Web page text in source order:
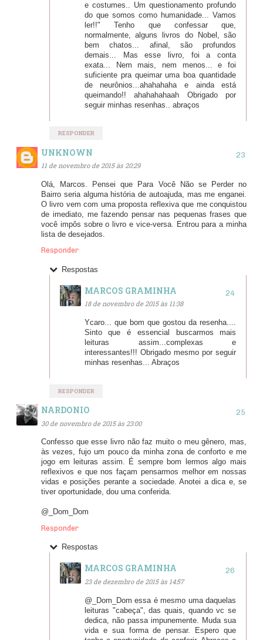
e costumes.. Um questionamento profundo
do que somos como humanidade... Vamos
ler!!" Tenho que confessar que,
normalmente, alguns livros do Nobel, são
bem chatos... afinal, são profundos
demais... Mas esse livro, foi a conta
exata... Nem mais, nem menos... e foi
suficiente pra queimar uma boa quantidade
de neurônios...ahahahaha e ainda está
queimando!! ahahahahaah Obrigado por
seguir minhas resenhas.. abraços
RESPONDER
UNKNOWN
11 de novembro de 2015 às 20:29
Olá, Marcos. Pensei que Para Você Não se Perder no
Bairro seria alguma história de autoajuda, mas me enganei.
O livro vem com uma proposta reflexiva que me conquistou
de imediato, me fazendo pensar nas pequenas frases que
você impôs sobre o livro e vice-versa. Entrou para a minha
lista de desejados.
Responder
Respostas
MARCOS GRAMINHA
18 de novembro de 2015 às 11:38
Ycaro... que bom que gostou da resenha....
Sinto que é essencial buscarmos mais
leituras assim...complexas e
interessantes!!! Obrigado mesmo por seguir
minhas resenhas... Abraços
RESPONDER
NARDONIO
30 de novembro de 2015 às 23:00
Confesso que esse livro não faz muito o meu gênero, mas,
às vezes, fujo um pouco da minha zona de conforto e me
jogo em leituras assim. É sempre bom lermos algo mais
reflexivos e que nos façam pensarmos melhor em nossas
vidas e posições perante a sociedade. Anotei a dica e, se
tiver oportunidade, dou uma conferida.
@_Dom_Dom
Responder
Respostas
MARCOS GRAMINHA
23 de dezembro de 2015 às 14:57
@_Dom_Dom essa é mesmo uma daquelas
leituras "cabeça", das quais, quando vc se
dedica, não passa impunemente. Muda sua
vida e sua forma de pensar. Espero que